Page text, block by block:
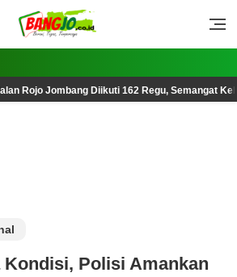
Bangjo.co.id
Tegas, Terpercaya
Rojo Jombang Diikuti 162 Regu, Semangat
Kondisi, Polisi Amankan